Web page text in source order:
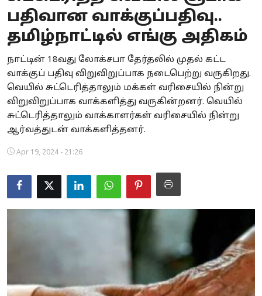
Business
Crime
Tamilnadu
National
World
Astrology
Spirituality
Weather
பதிவான வாக்குப்பதிவு..
தமிழ்நாட்டில் எங்கு அதிகம்
நாட்டின் 18வது லோக்சபா தேர்தலில் முதல் கட்ட
வாக்குப் பதிவு விறுவிறுப்பாக நடைபெற்று வருகிறது.
வெயில் சுட்டெரித்தாலும் மக்கள் வரிசையில் நின்று
விறுவிறுப்பாக வாக்களித்து வருகின்றனர். வெயில்
சுட்டெரித்தாலும் வாக்காளர்கள் வரிசையில் நின்று
ஆர்வத்துடன் வாக்களித்தனர்.
Apr 19, 2024 - 21:26